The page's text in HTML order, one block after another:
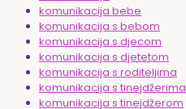
komunikacija bebe
komunikacija s bebom
komunikacija s djecom
komunikacija s djetetom
komunikacija s roditeljima
komunikacija s tinejdžerima
komunikacija s tinejdžerom